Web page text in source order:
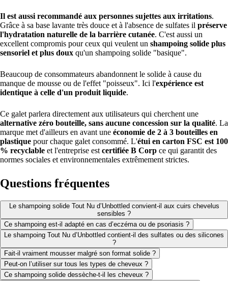
Il est aussi recommandé aux personnes sujettes aux irritations.
Grâce à sa base lavante très douce et à l'absence de sulfates il préserve
l'hydratation naturelle de la barrière cutanée. C'est aussi un
excellent compromis pour ceux qui veulent un shampoing solide plus
sensoriel et plus doux qu'un shampoing solide "basique".
Beaucoup de consommateurs abandonnent le solide à cause du
manque de mousse ou de l'effet "poisseux". Ici l'expérience est
identique à celle d'un produit liquide.
Ce galet parlera directement aux utilisateurs qui cherchent une
alternative zéro bouteille, sans aucune concession sur la qualité. La
marque met d'ailleurs en avant une économie de 2 à 3 bouteilles en
plastique pour chaque galet consommé. L'étui en carton FSC est 100
% recyclable et l'entreprise est certifiée B Corp ce qui garantit des
normes sociales et environnementales extrêmement strictes.
Questions fréquentes
Le shampoing solide Tout Nu d’Unbottled convient-il aux cuirs chevelus
sensibles ?
Ce shampoing est-il adapté en cas d’eczéma ou de psoriasis ?
Le shampoing Tout Nu d’Unbottled contient-il des sulfates ou des silicones
?
Fait-il vraiment mousser malgré son format solide ?
Peut-on l’utiliser sur tous les types de cheveux ?
Ce shampoing solide dessèche-t-il les cheveux ?